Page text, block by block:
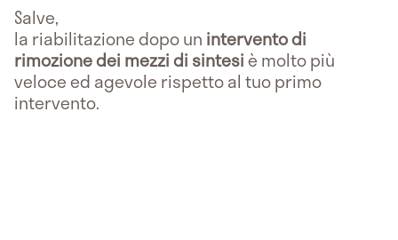
Salve,
la riabilitazione dopo un intervento di
rimozione dei mezzi di sintesiè molto più
veloce ed agevole rispetto al tuo primo
intervento.